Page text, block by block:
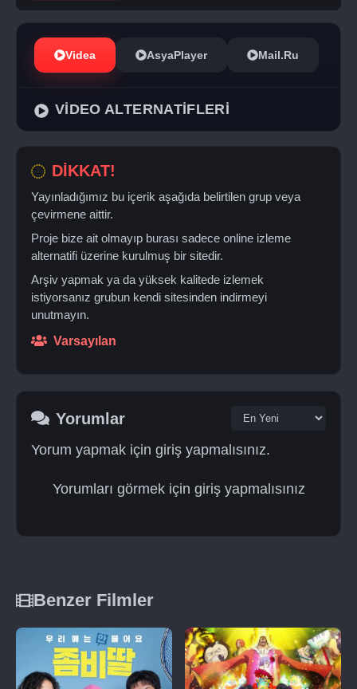
Videa AsyaPlayer Mail.Ru
VİDEO ALTERNATİFLERİ
DİKKAT!
Yayınladığımız bu içerik aşağıda belirtilen grup veya
çevirmene aittir.
Proje bize ait olmayıp burası sadece online izleme
alternatifi üzerine kurulmuş bir sitedir.
Arşiv yapmak ya da yüksek kalitede izlemek
istiyorsanız grubun kendi sitesinden indirmeyi
unutmayın.
Varsayılan
Yorumlar
Yorum yapmak için giriş yapmalısınız.
Yorumları görmek için giriş yapmalısınız
Benzer Filmler